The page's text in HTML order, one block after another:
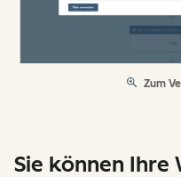
Zum
Sie können Ihre